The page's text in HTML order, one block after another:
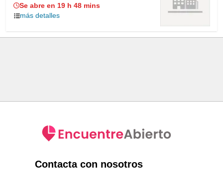
Se abre en 19 h 48 mins
más detalles
Contacta con nosotros